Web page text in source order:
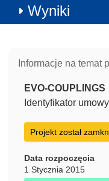
Wyniki
Informacje na temat
EVO-COUPLINGS
Identyfikator
Projekt został
Data rozpoczęcia
1 Stycznia 2015